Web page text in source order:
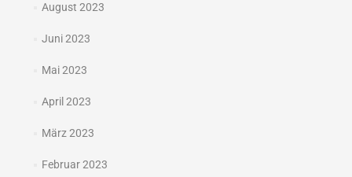
August 2023
Juni 2023
Mai 2023
April 2023
März 2023
Februar 2023